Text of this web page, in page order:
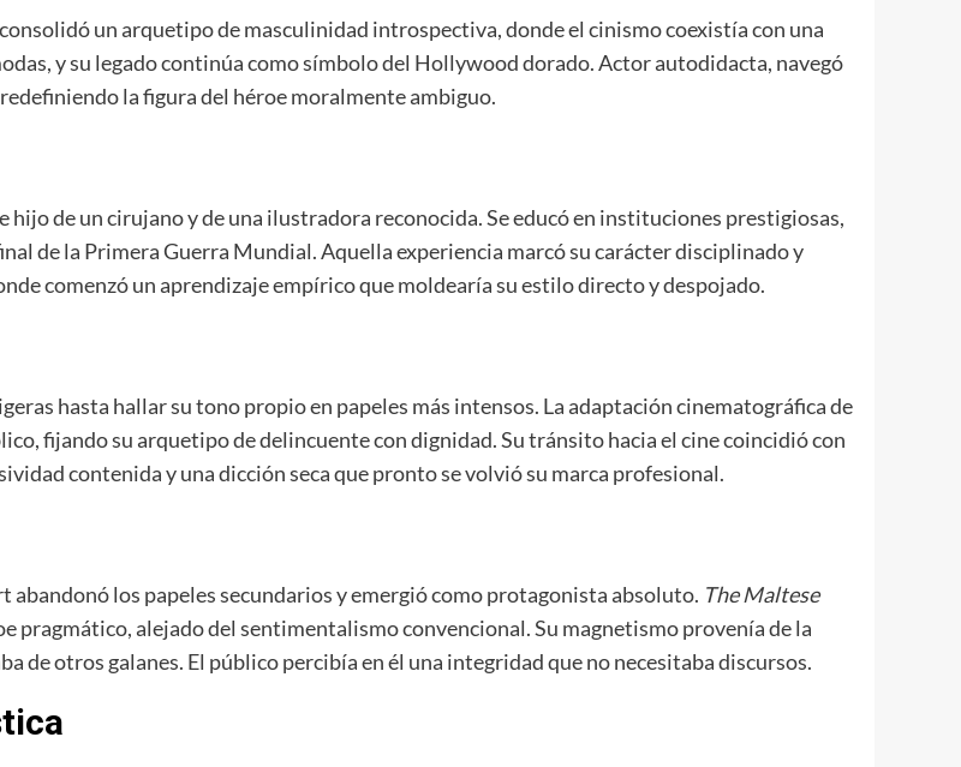
un arquetipo de masculinidad introspectiva, donde el cinismo coexistía con una
y su legado continúa como símbolo del Hollywood dorado. Actor autodidacta, navegó
la figura del héroe moralmente ambiguo.
de un cirujano y de una ilustradora reconocida. Se educó en instituciones prestigiosas,
de la Primera Guerra Mundial. Aquella experiencia marcó su carácter disciplinado y
comenzó un aprendizaje empírico que moldearía su estilo directo y despojado.
hasta hallar su tono propio en papeles más intensos. La adaptación cinematográfica de
fijando su arquetipo de delincuente con dignidad. Su tránsito hacia el cine coincidió con
contenida y una dicción seca que pronto se volvió su marca profesional.
abandonó los papeles secundarios y emergió como protagonista absoluto. The Maltese
pragmático, alejado del sentimentalismo convencional. Su magnetismo provenía de la
de otros galanes. El público percibía en él una integridad que no necesitaba discursos.